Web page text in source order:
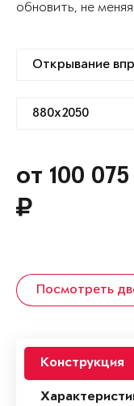
обновить, не
от 100 075
Посмотреть
Конструкция